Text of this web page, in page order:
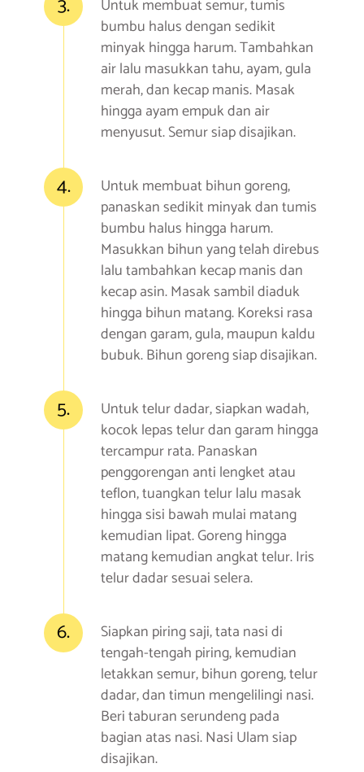
Untuk membuat semur, tumis
bumbu halus dengan sedikit
minyak hingga harum. Tambahkan
air lalu masukkan tahu, ayam, gula
merah, dan kecap manis. Masak
hingga ayam empuk dan air
menyusut. Semur siap disajikan.
4.
Untuk membuat bihun goreng,
panaskan sedikit minyak dan tumis
bumbu halus hingga harum.
Masukkan bihun yang telah direbus
lalu tambahkan kecap manis dan
kecap asin. Masak sambil diaduk
hingga bihun matang. Koreksi rasa
dengan garam, gula, maupun kaldu
bubuk. Bihun goreng siap disajikan.
5.
Untuk telur dadar, siapkan wadah,
kocok lepas telur dan garam hingga
tercampur rata. Panaskan
penggorengan anti lengket atau
teflon, tuangkan telur lalu masak
hingga sisi bawah mulai matang
kemudian lipat. Goreng hingga
matang kemudian angkat telur. Iris
telur dadar sesuai selera.
6.
Siapkan piring saji, tata nasi di
tengah-tengah piring, kemudian
letakkan semur, bihun goreng, telur
dadar, dan timun mengelilingi nasi.
Beri taburan serundeng pada
bagian atas nasi. Nasi Ulam siap
disajikan.